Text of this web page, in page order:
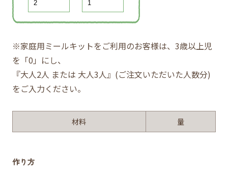
※家庭用ミールキットをご利用のお客様は、3歳以上児
を「0」にし、
『大人2人 または 大人3人』(ご注文いただいた人数分)
をご入力ください。
材料 量
作り方